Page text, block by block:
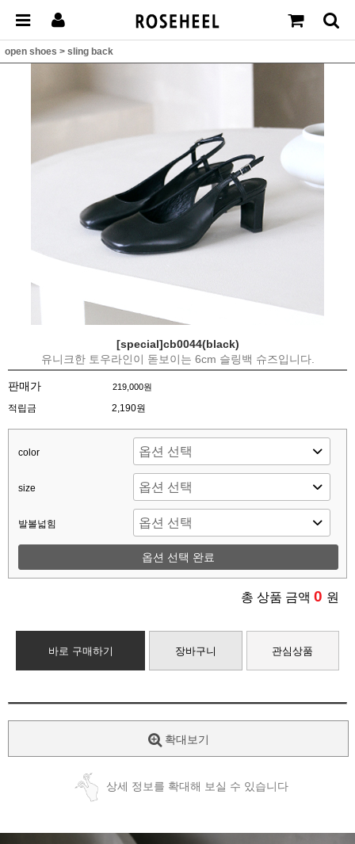
open shoes > sling back
[special]cb0044(black)
유니크한 토우라인이 돋보이는 6cm 슬링백 슈즈입니다.
판매가 219,000원
적립금 2,190원
color
size
발볼넓힘
옵션 선택 완료
총 상품 금액 0 원
바로 구매하기 장바구니 관심상품
확대보기
상세 정보를 확대해 보실 수 있습니다